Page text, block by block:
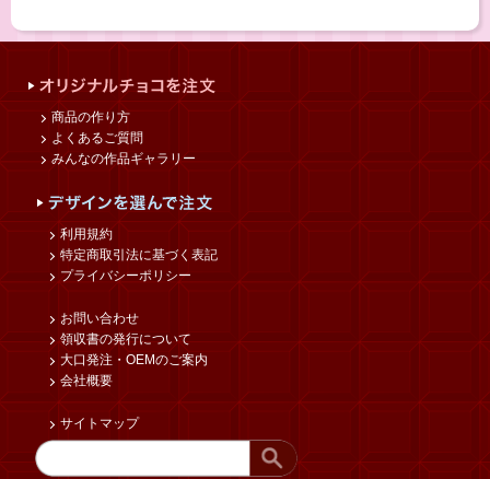
商品の作り方
よくあるご質問
みんなの作品ギャラリー
利用規約
特定商取引法に基づく表記
プライバシーポリシー
お問い合わせ
領収書の発行について
大口発注・OEMのご案内
会社概要
サイトマップ